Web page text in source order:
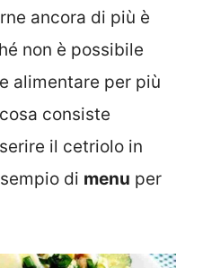
ancora di più è
non è possibile
alimentare per più
consiste
il cetriolo in
di menu per